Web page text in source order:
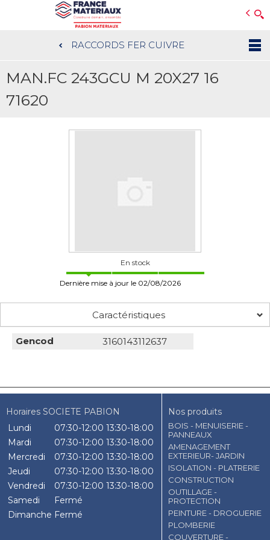
au
contenu
RACCORDS FER CUIVRE
MAN.FC 243GCU M 20X27 16
71620
En stock
Dernière mise à jour le 02/08/2026
Caractéristiques
Gencod 3160143112637
Horaires SOCIETE PABION
Lundi
07:30-12:00 13:30-18:00
Mardi
07:30-12:00 13:30-18:00
Mercredi
07:30-12:00 13:30-18:00
Jeudi
07:30-12:00 13:30-18:00
Vendredi
07:30-12:00 13:30-18:00
Samedi
Fermé
Dimanche Fermé
Nos produits
BOIS - MENUISERIE -
PANNEAUX
AMENAGEMENT
EXTERIEUR- JARDIN
ISOLATION - PLATRERIE
CONSTRUCTION
OUTILLAGE -
PROTECTION
PEINTURE - DROGUERIE
PLOMBERIE
COUVERTURE -